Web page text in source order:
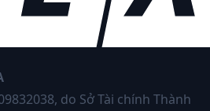
do Sở Tài chính Thành